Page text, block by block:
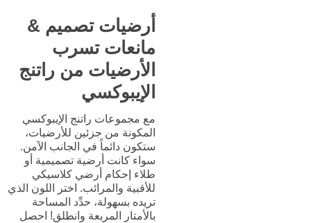
أرضيات تصميم &
مانعات تسرب
الأرضيات من راتنج
الإيبوكسي
مع مجموعات راتنج الإيبوكسي
المكونة من جزئين للأرضيات،
ستكون دائماً في الجانب الآمن.
سواء كانت أرضية تصميمية أو
طلاء إحكام أرضي كلاسيكي
للأقبية والمرائب. اختر اللون الذي
تريده بسهولة، حدِّد المساحة
بالأمتار المربعة وانطلق! احصل